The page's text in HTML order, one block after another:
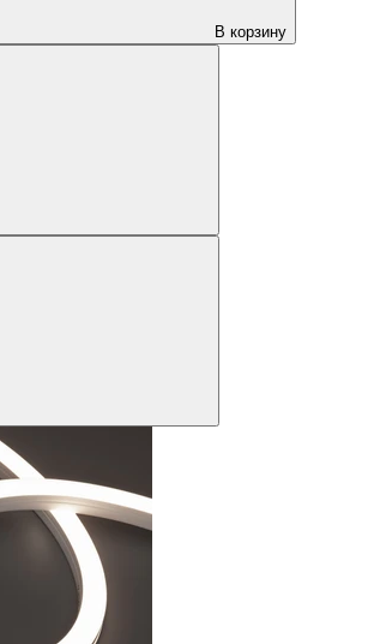
В корзину